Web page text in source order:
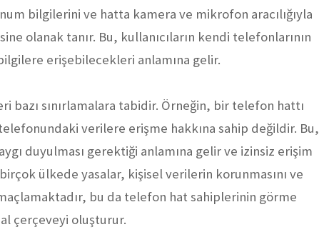
bilgilerini ve hatta kamera ve mikrofon aracılığıyla
olanak tanır. Bu, kullanıcıların kendi telefonlarının
erişebilecekleri anlamına gelir.
bazı sınırlamalara tabidir. Örneğin, bir telefon hattı
verilere erişme hakkına sahip değildir. Bu,
duyulması gerektiği anlamına gelir ve izinsiz erişim
birçok ülkede yasalar, kişisel verilerin korunmasını ve
bu da telefon hat sahiplerinin görme
çerçeveyi oluşturur.